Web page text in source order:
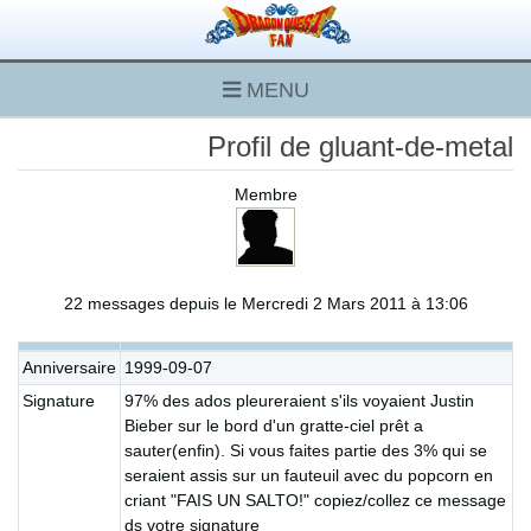
MENU
Profil de gluant-de-metal
Membre
22 messages depuis le Mercredi 2 Mars 2011 à 13:06
Anniversaire 1999-09-07
Signature
97% des ados pleureraient s'ils voyaient Justin
Bieber sur le bord d'un gratte-ciel prêt a
sauter(enfin). Si vous faites partie des 3% qui se
seraient assis sur un fauteuil avec du popcorn en
criant "FAIS UN SALTO!" copiez/collez ce message
ds votre signature